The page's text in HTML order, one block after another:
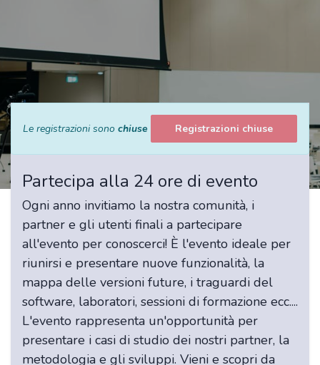
Le registrazioni sono chiuse Registrazioni chiuse
Partecipa alla 24 ore di evento
Ogni anno invitiamo la nostra comunità, i
partner e gli utenti finali a partecipare
all'evento per conoscerci! È l'evento ideale per
riunirsi e presentare nuove funzionalità, la
mappa delle versioni future, i traguardi del
software, laboratori, sessioni di formazione ecc....
L'evento rappresenta un'opportunità per
presentare i casi di studio dei nostri partner, la
metodologia e gli sviluppi. Vieni e scopri da